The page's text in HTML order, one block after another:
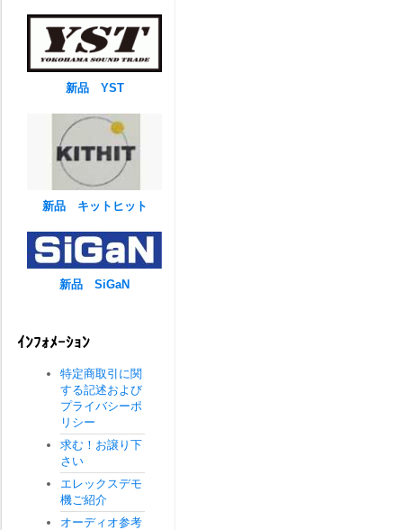
新品 YST
新品 キットヒット
新品 SiGaN
ｲﾝﾌｫﾒｰｼｮﾝ
特定商取引に関
する記述および
プライバシーポ
リシー
求む！お譲り下
さい
エレックスデモ
機ご紹介
オーディオ参考